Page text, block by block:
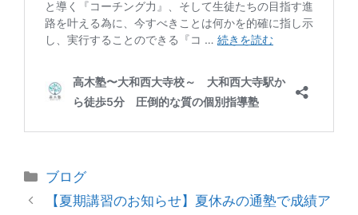
カ
テ
ブログ
投
【夏期講習のお知らせ】夏休みの通塾で成績ア